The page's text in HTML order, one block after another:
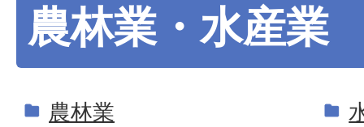
農林業・水産業
農林業